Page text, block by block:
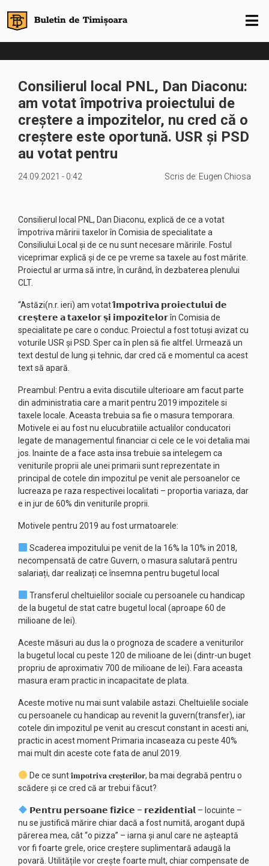
Consilierul local PNL, Dan Diaconu:
am votat împotriva proiectului de
creștere a impozitelor, nu cred că o
creștere este oportună. USR și PSD
au votat pentru
24.09.2021 - 0:42 Scris de: Eugen Chiosa
Consilierul local PNL, Dan Diaconu, explică de ce a votat
împotriva măririi taxelor în Comisia de specialitate a
Consiliului Local și de ce nu sunt necesare măririle. Fostul
viceprimar explică și de ce pe vreme sa taxele au fost mărite.
Proiectul ar urma să intre, în curând, în dezbaterea plenului
CLT.
“Astăzi(n.r. ieri) am votat 𝗶̂𝗺𝗽𝗼𝘁𝗿𝗶𝘃𝗮 𝗽𝗿𝗼𝗶𝗲𝗰𝘁𝘂𝗹𝘂𝗶 𝗱𝗲
𝗰𝗿𝗲𝘀̦𝘁𝗲𝗿𝗲 𝗮 𝘁𝗮𝘅𝗲𝗹𝗼𝗿 𝘀̦𝗶 𝗶𝗺𝗽𝗼𝘇𝗶𝘁𝗲𝗹𝗼𝗿 în Comisia de
specialitate pe care o conduc. Proiectul a fost totuși avizat cu
voturile USR și PSD. Sper ca în plen să fie altfel. Urmează un
text destul de lung și tehnic, dar cred că e momentul ca acest
text să apară.
Preambul: Pentru a evita discutiile ulterioare am facut parte
din administratia care a marit pentru 2019 impozitele si
taxele locale. Aceasta trebuia sa fie o masura temporara.
Motivele ei au fost nu elucubratiile actualilor conducatori
legate de managementul financiar ci cele ce le voi detalia mai
jos. Inainte de a face asta insa trebuie sa intelegem ca
veniturile proprii ale unei primarii sunt reprezentate in
principal de cotele din impozitul pe venit ale persoanelor ce
lucreaza pe raza respectivei localitati – proportia variaza, dar
e in jur de 60% din veniturile proprii.
Motivele pentru 2019 au fost urmatoarele:
Scaderea impozitului pe venit de la 16% la 10% in 2018,
necompensată de catre Guvern, o masura salutară pentru
salariați, dar realizați ce însemna pentru bugetul local
Transferul cheltuielilor sociale cu persoanele cu handicap
de la bugetul de stat catre bugetul local (aproape 60 de
milioane de lei).
Aceste măsuri au dus la o prognoza de scadere a veniturilor
la bugetul local cu peste 120 de milioane de lei (dintr-un buget
propriu de aproximativ 700 de milioane de lei). Fara aceasta
masura eram practic in incapacitate de plata.
Aceste motive nu mai sunt valabile astazi. Cheltuielile sociale
cu persoanele cu handicap au revenit la guvern(transfer), iar
cotele din impozitul pe venit au crescut constant in acesti ani,
practic in acest moment Primaria incaseaza cu peste 40%
mai mult din aceste cote fata de anul 2019.
De ce sunt 𝐢̂𝐦𝐩𝐨𝐭𝐫𝐢𝐯𝐚 𝐜𝐫𝐞𝐬̦𝐭𝐞𝐫𝐢𝐥𝐨𝐫, ba mai degrabă pentru o
scădere și ce cred că ar trebui făcut?
𝗣𝗲𝗻𝘁𝗿𝘂 𝗽𝗲𝗿𝘀𝗼𝗮𝗻𝗲 𝗳𝗶𝘇𝗶𝗰𝗲 – 𝗿𝗲𝘇𝗶𝗱𝗲𝗻𝘁𝗶𝗮𝗹 – locuinte –
nu se justifică mărire chiar dacă a fost numită, arogant după
părerea mea, cât “o pizza” – iarna și anul care ne așteaptă
vor fi foarte grele, orice creștere suplimentară adaugă la
povară. Utilitățile vor crește foarte mult, chiar compensate de